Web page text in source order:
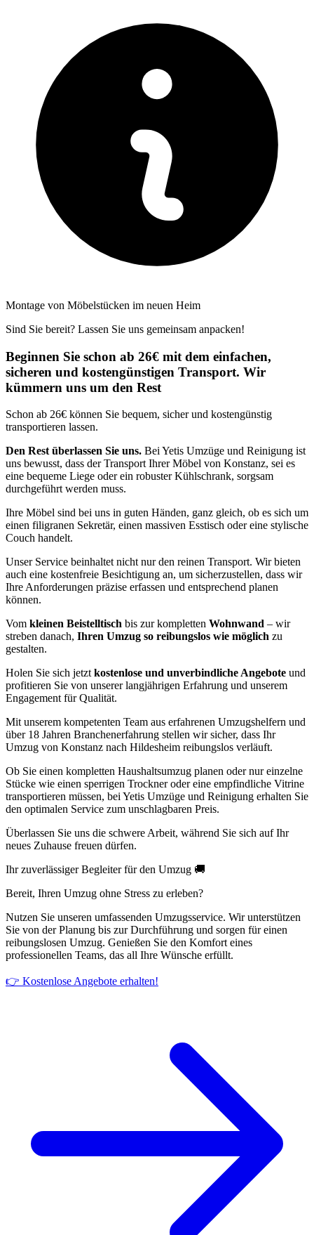
Montage von Möbelstücken im neuen Heim
Sind Sie bereit? Lassen Sie uns gemeinsam anpacken!
Beginnen Sie schon ab 26€ mit dem einfachen,
sicheren und kostengünstigen Transport. Wir
kümmern uns um den Rest
Schon ab 26€ können Sie bequem, sicher und kostengünstig
transportieren lassen.
Den Rest überlassen Sie uns. Bei Yetis Umzüge und Reinigung ist
uns bewusst, dass der Transport Ihrer Möbel von Konstanz, sei es
eine bequeme Liege oder ein robuster Kühlschrank, sorgsam
durchgeführt werden muss.
Ihre Möbel sind bei uns in guten Händen, ganz gleich, ob es sich um
einen filigranen Sekretär, einen massiven Esstisch oder eine stylische
Couch handelt.
Unser Service beinhaltet nicht nur den reinen Transport. Wir bieten
auch eine kostenfreie Besichtigung an, um sicherzustellen, dass wir
Ihre Anforderungen präzise erfassen und entsprechend planen
können.
Vom kleinen Beistelltisch bis zur kompletten Wohnwand – wir
streben danach, Ihren Umzug so reibungslos wie möglich zu
gestalten.
Holen Sie sich jetzt kostenlose und unverbindliche Angebote und
profitieren Sie von unserer langjährigen Erfahrung und unserem
Engagement für Qualität.
Mit unserem kompetenten Team aus erfahrenen Umzugshelfern und
über 18 Jahren Branchenerfahrung stellen wir sicher, dass Ihr
Umzug von Konstanz nach Hildesheim reibungslos verläuft.
Ob Sie einen kompletten Haushaltsumzug planen oder nur einzelne
Stücke wie einen sperrigen Trockner oder eine empfindliche Vitrine
transportieren müssen, bei Yetis Umzüge und Reinigung erhalten Sie
den optimalen Service zum unschlagbaren Preis.
Überlassen Sie uns die schwere Arbeit, während Sie sich auf Ihr
neues Zuhause freuen dürfen.
Ihr zuverlässiger Begleiter für den Umzug 🚚
Bereit, Ihren Umzug ohne Stress zu erleben?
Nutzen Sie unseren umfassenden Umzugsservice. Wir unterstützen
Sie von der Planung bis zur Durchführung und sorgen für einen
reibungslosen Umzug. Genießen Sie den Komfort eines
professionellen Teams, das all Ihre Wünsche erfüllt.
👉 Kostenlose Angebote erhalten!